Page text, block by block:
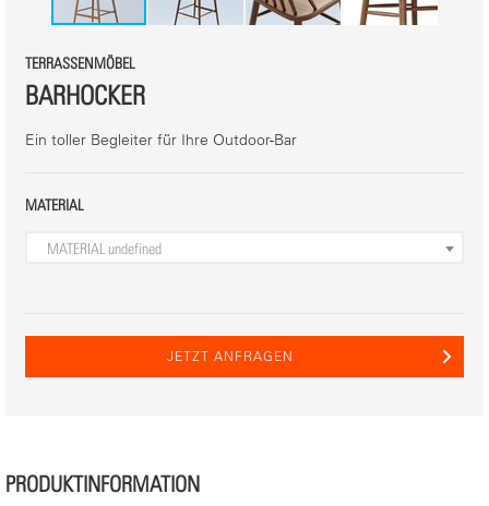
TERRASSENMÖBEL
BARHOCKER
Ein toller Begleiter für Ihre Outdoor-Bar
MATERIAL
MATERIAL undefined
JETZT ANFRAGEN
PRODUKTINFORMATION